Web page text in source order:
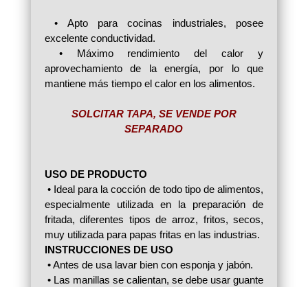
• Apto para cocinas industriales, posee
excelente conductividad.
• Máximo rendimiento del calor y
aprovechamiento de la energía, por lo que
mantiene más tiempo el calor en los alimentos.
SOLCITAR TAPA, SE VENDE POR
SEPARADO
USO DE PRODUCTO
• Ideal para la cocción de todo tipo de alimentos,
especialmente utilizada en la preparación de
fritada, diferentes tipos de arroz, fritos, secos,
muy utilizada para papas fritas en las industrias.
INSTRUCCIONES DE USO
• Antes de usa lavar bien con esponja y jabón.
• Las manillas se calientan, se debe usar guante